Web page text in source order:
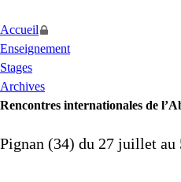
Accueil
Enseignement
Stages
Archives
Rencontres internationales de
Pignan (34) du 27 juillet au